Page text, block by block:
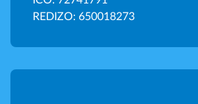
REDIZO: 650018273